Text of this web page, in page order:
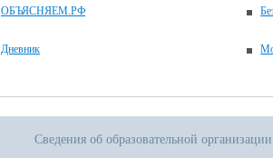
ОБЪЯСНЯЕМ.РФ
Дневник
Сведения об образовательной организации